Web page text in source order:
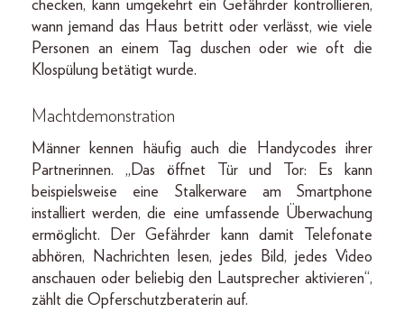
checken, kann umgekehrt ein Gefährder kontrollieren,
wann jemand das Haus betritt oder verlässt, wie viele
Personen an einem Tag duschen oder wie oft die
Klospülung betätigt wurde.
Machtdemonstration
Männer kennen häufig auch die Handycodes ihrer
Partnerinnen. „Das öffnet Tür und Tor: Es kann
beispielsweise eine Stalkerware am Smartphone
installiert werden, die eine umfassende Überwachung
ermöglicht. Der Gefährder kann damit Telefonate
abhören, Nachrichten lesen, jedes Bild, jedes Video
anschauen oder beliebig den Lautsprecher aktivieren“,
zählt die Opferschutzberaterin auf.